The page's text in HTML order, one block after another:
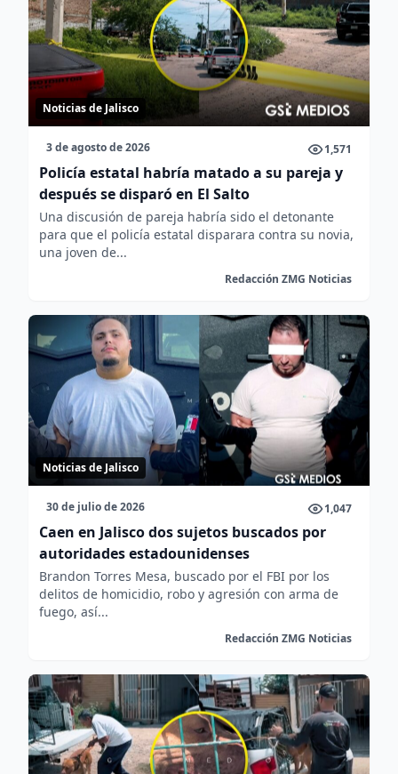
Noticias de Jalisco
3 de agosto de 2026 1,571
Policía estatal habría matado a su pareja y
después se disparó en El Salto
Una discusión de pareja habría sido el detonante
para que el policía estatal disparara contra su novia,
una joven de...
Redacción ZMG Noticias
Noticias de Jalisco
30 de julio de 2026 1,047
Caen en Jalisco dos sujetos buscados por
autoridades estadounidenses
Brandon Torres Mesa, buscado por el FBI por los
delitos de homicidio, robo y agresión con arma de
fuego, así...
Redacción ZMG Noticias